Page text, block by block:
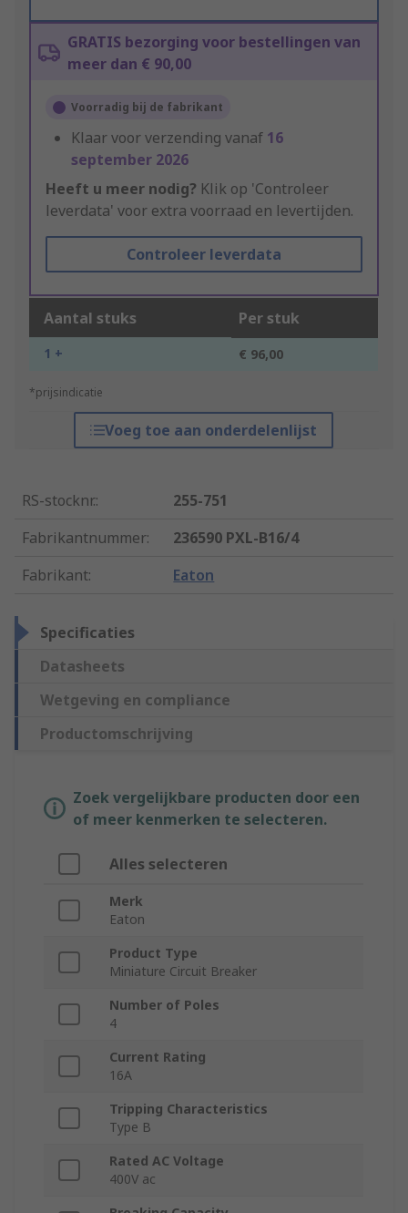
GRATIS bezorging voor bestellingen van
meer dan € 90,00
Voorradig bij de fabrikant
Klaar voor verzending vanaf 16
september 2026
Heeft u meer nodig? Klik op 'Controleer
leverdata' voor extra voorraad en levertijden.
Controleer leverdata
Aantal stuks Per stuk
1 + € 96,00
*prijsindicatie
Voeg toe aan onderdelenlijst
RS-stocknr.:
255-751
Fabrikantnummer:
236590 PXL-B16/4
Fabrikant: Eaton
Specificaties
Datasheets
Wetgeving en compliance
Productomschrijving
Zoek vergelijkbare producten door een
of meer kenmerken te selecteren.
Alles selecteren
Merk
Eaton
Product Type
Miniature Circuit Breaker
Number of Poles
4
Current Rating
16A
Tripping Characteristics
Type B
Rated AC Voltage
400V ac